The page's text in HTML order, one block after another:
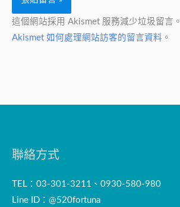
這個網站採用 Akismet 服務減少垃圾留言。
Akismet 如何處理網站訪客的留言資料 。
聯絡方式
TEL：03-301-3211、0930-580-980
Line ID：@520fortuna